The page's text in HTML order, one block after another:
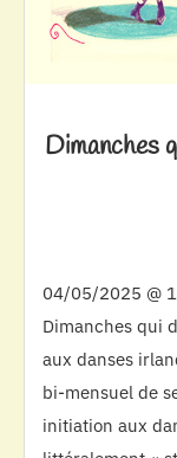
Dimanches
04/05/2025 @
Dimanches qui
aux danses
bi-mensuel de
initiation aux